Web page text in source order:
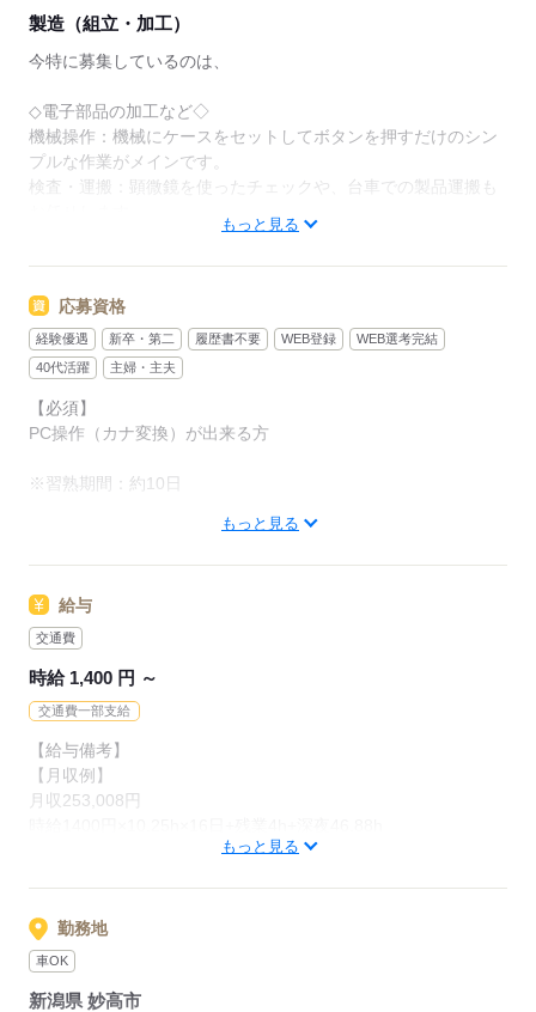
製造（組立・加工）
今特に募集しているのは、
◇電子部品の加工など◇
機械操作：機械にケースをセットしてボタンを押すだけのシン
プルな作業がメインです。
検査・運搬：顕微鏡を使ったチェックや、台車での製品運搬も
その他、画面や顕微鏡等での検査をお願いすることもありま
す。
／
全国各地に
ほかにも工場多数！
・機械に材料をセット
・完成した製品を運ぶ
・工具を使ってねじ締め など
空調完備や重たいものナシなど
もっと見る
応募資格
経験優遇 新卒・第二 履歴書不要 WEB登録
WEB選考完結
40代活躍
主婦・主夫
【必須】
PC操作（カナ変換）が出来る方
※習熟期間：約10日
入社後も丁寧な指導をしてもらえるので安心◎
▽入社動機はさまざま
￣￣￣￣￣￣￣￣￣￣
・貯金を頑張りたい
・趣味の時間やお金を確保したい
などどんな理由でも大丈夫です◎
応募する
もっと見る
給与
交通費
時給 1,400 円 ～
交通費一部支給
【給与備考】
【月収例】
月収253,008円
日勤のみで稼げる働き方や、
スキルを活かせる高時給のお仕事など、
ご希望をお聞かせください！
もっと見る
勤務地
車OK
新潟県 妙高市